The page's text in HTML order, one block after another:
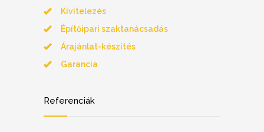
Kivitelezés
Építőipari szaktanácsadás
Árajánlat-készítés
Garancia
Referenciák